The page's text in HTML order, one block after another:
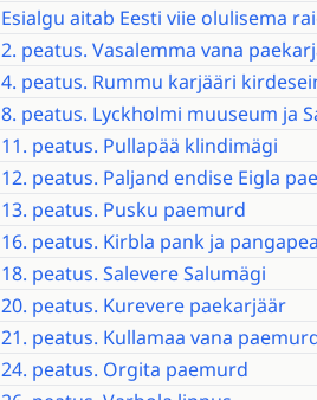
Esialgu aitab Eesti viie olulisema
2. peatus. Vasalemma vana
4. peatus. Rummu karjääri
8. peatus. Lyckholmi muuseum ja
11. peatus. Pullapää klindimägi
12. peatus. Paljand endise Eigla
13. peatus. Pusku paemurd
16. peatus. Kirbla pank ja
18. peatus. Salevere Salumägi
20. peatus. Kurevere paekarjäär
21. peatus. Kullamaa vana
24. peatus. Orgita paemurd